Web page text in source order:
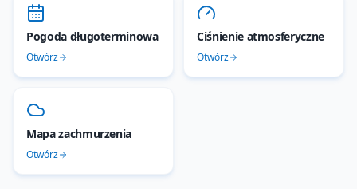
Pogoda długoterminowa
Otwórz
Ciśnienie atmosferyczne
Otwórz
Mapa zachmurzenia
Otwórz